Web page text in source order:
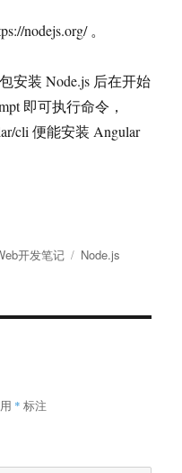
nodejs.org/ 。
安装 Node.js 后在开始
即可执行命令，
/cli 便能安装 Angular
开发笔记
标
Node.js
* 标注